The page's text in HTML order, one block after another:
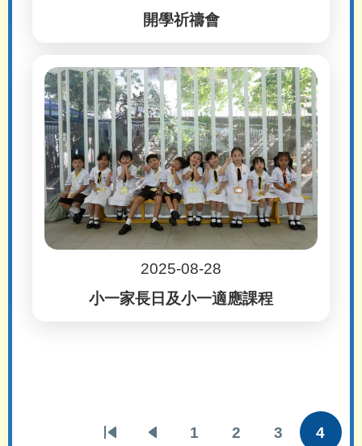
開學祈禱會
2025-08-28
小一家長日及小一適應課程
1 2 3 4